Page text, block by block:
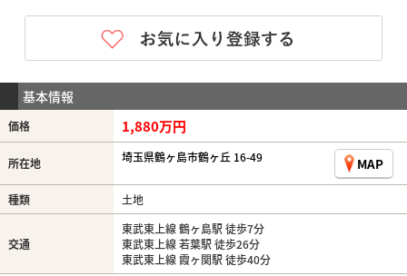
基本情報
価格 1,880万円
所在地 埼玉県鶴ヶ島市鶴ヶ丘 16-49 MAP
種類 土地
交通
東武東上線 鶴ヶ島駅 徒歩7分
東武東上線 若葉駅 徒歩26分
東武東上線 霞ヶ関駅 徒歩40分